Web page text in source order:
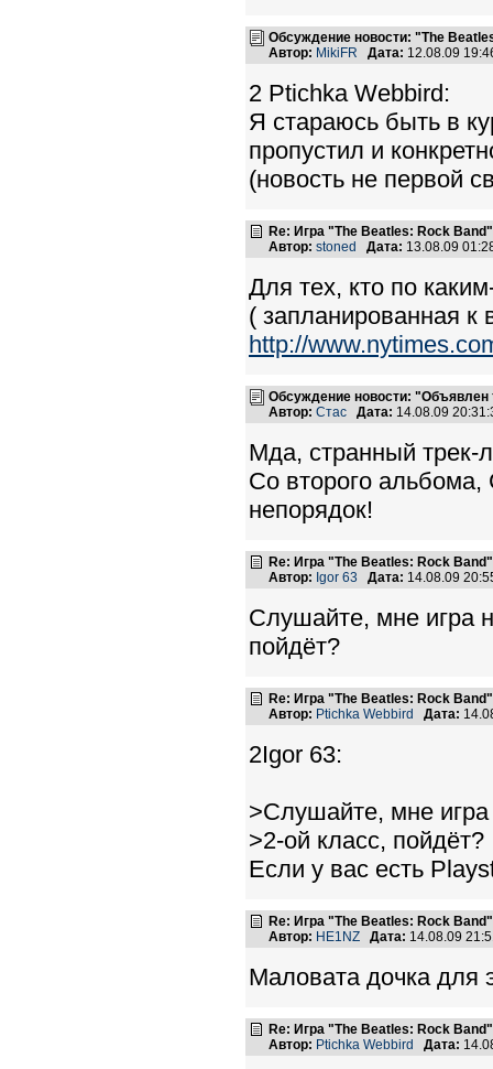
Обсуждение новости: "The
Автор: MikiFR Дата: 12.08.09
2 Ptichka Webbird:
Я стараюсь быть в
пропустил и
(новость не первой
Re: Игра "The Beatles: Rock Band"
Автор: stoned Дата: 13.08.09
Для тех, кто по
( запланированная к
http://
Обсуждение новости: "Объявлен
Автор: Стас Дата: 14.08.09
Мда, странный трек-
Со второго
непорядок!
Re: Игра "The Beatles: Rock Band"
Автор: Igor 63 Дата: 14.08.09
Слушайте, мне игра
пойдёт?
Re: Игра "The Beatles: Rock Band"
Автор: Ptichka Webbird Дата:
2Igor 63:
>Слушайте, мне
>2-ой класс, пойдёт?
Если у вас есть
Re: Игра "The Beatles: Rock Band"
Автор: HE1NZ Дата: 14.08.09
Маловата дочка для
Re: Игра "The Beatles: Rock Band"
Автор: Ptichka Webbird Дата: